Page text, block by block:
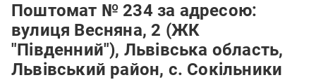
Поштомат № 234 за адресою:
вулиця Весняна, 2 (ЖК
"Південний"), Львівська область,
Львівський район, с. Сокільники